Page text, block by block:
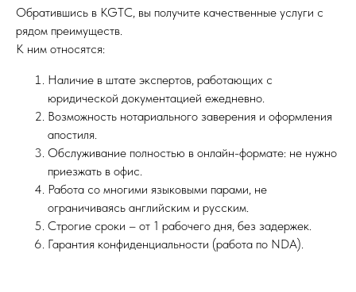
Обратившись в KGTC, вы получите качественные услуги с
рядом преимуществ.
К ним относятся:
Наличие в штате экспертов, работающих с
юридической документацией ежедневно.
Возможность нотариального заверения и оформления
апостиля.
Обслуживание полностью в онлайн-формате: не нужно
приезжать в офис.
Работа со многими языковыми парами, не
ограничиваясь английским и русским.
Строгие сроки – от 1 рабочего дня, без задержек.
Гарантия конфиденциальности (работа по NDA).